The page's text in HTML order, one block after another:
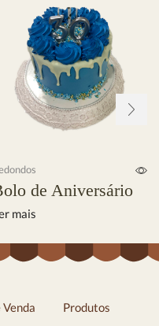
de Aniversário
mais
Venda Produtos